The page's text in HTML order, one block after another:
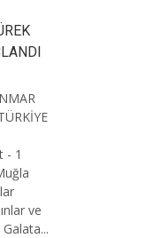
- 1
ve